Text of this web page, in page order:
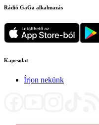
Rádió GaGa alkalmazás
Kapcsolat
Írjon nekünk